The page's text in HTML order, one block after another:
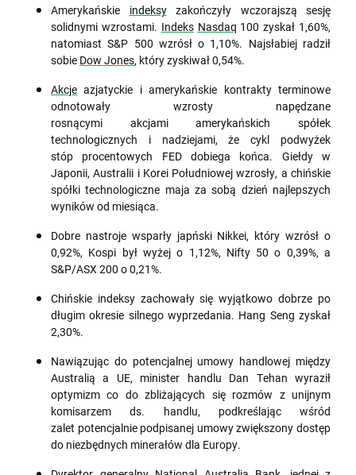
Amerykańskie indeksyzakończyły wczorajszą sesję
solidnymi wzrostami. Indeks Nasdaq 100 zyskał 1,60%,
natomiast S&P 500 wzrósł o 1,10%. Najsłabiej radził
sobie Dow Jones, który zyskiwał 0,54%.
Akcje azjatyckie i amerykańskie kontrakty terminowe
odnotowały wzrosty napędzane
rosnącymi akcjami amerykańskich spółek
technologicznych i nadziejami, że cykl podwyżek
stóp procentowych FED dobiega końca. Giełdy w
Japonii, Australii i Korei Południowej wzrosły, a chińskie
spółki technologiczne maja za sobą dzień najlepszych
wyników od miesiąca.
Dobre nastroje wsparły japński Nikkei, który wzrósł o
0,92%, Kospi był wyżej o 1,12%, Nifty 50 o 0,39%, a
S&P/ASX 200 o 0,21%.
Chińskie indeksy zachowały się wyjątkowo dobrze po
długim okresie silnego wyprzedania. Hang Seng zyskał
2,30%.
Nawiązując do potencjalnej umowy handlowej między
Australią a UE, minister handlu Dan Tehan wyraził
optymizm co do zbliżających się rozmów z unijnym
komisarzem ds. handlu, podkreślając wśród
zalet potencjalnie podpisanej umowy zwiększony dostęp
do niezbędnych minerałów dla Europy.